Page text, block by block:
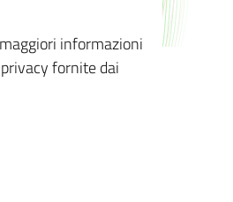
informazioni
fornite dai